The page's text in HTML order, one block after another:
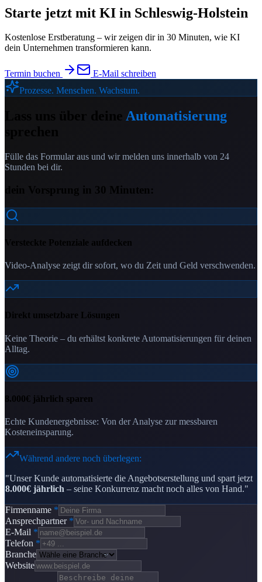
Starte jetzt mit KI in Schleswig-Holstein
Kostenlose Erstberatung – wir zeigen dir in 30 Minuten, wie KI
dein Unternehmen transformieren kann.
Termin buchen
E-Mail schreiben
Prozesse. Menschen. Wachstum.
Automatisierung
Fülle das Formular aus und wir melden uns innerhalb von 24
Stunden bei dir.
dein Vorsprung in 30 Minuten:
Versteckte Potenziale aufdecken
Video-Analyse zeigt dir sofort, wo du Zeit und Geld verschwenden.
Direkt umsetzbare Lösungen
Keine Theorie – du erhältst konkrete Automatisierungen für deinen
Alltag.
8.000€ jährlich sparen
Echte Kundenergebnisse: Von der Analyse zur messbaren
Kosteneinsparung.
Während andere noch überlegen:
"Unser Kunde automatisierte die Angebotserstellung und spart jetzt
8.000€ jährlich – seine Konkurrenz macht noch alles von Hand."
Firmenname *
Ansprechpartner *
E-Mail *
Telefon *
Branche
Website